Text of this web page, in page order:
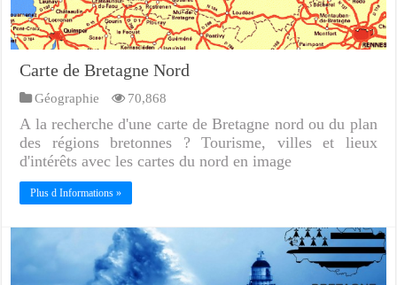
Carte de Bretagne Nord
Géographie 70,868
A la recherche d'une carte de Bretagne nord ou du plan
des régions bretonnes ? Tourisme, villes et lieux
d'intérêts avec les cartes du nord en image
Plus d Informations »